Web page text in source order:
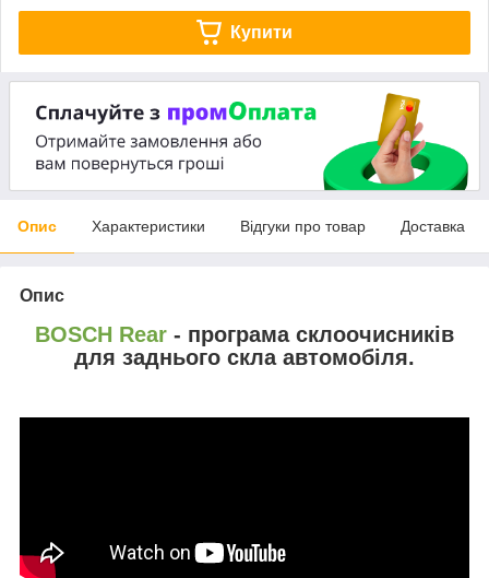
Купити
Опис Характеристики Відгуки про товар Доставка
Опис
BOSCH Rear - програма склоочисників
для заднього скла автомобіля.